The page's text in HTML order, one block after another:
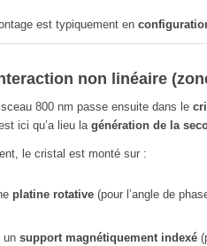
est typiquement en
non linéaire
800 nm passe ensuite dans le
ici qu’a lieu lagénération de la
le cristal est monté sur :
platine rotative (pour l’angle de
un support magnétiquement indexé